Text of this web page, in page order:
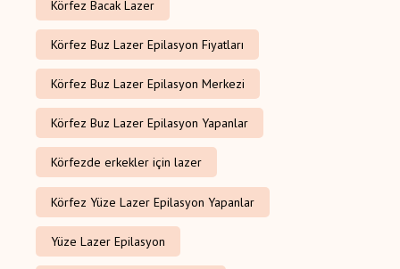
Körfez Bacak Lazer
Körfez Buz Lazer Epilasyon Fiyatları
Körfez Buz Lazer Epilasyon Merkezi
Körfez Buz Lazer Epilasyon Yapanlar
Körfezde erkekler için lazer
Körfez Yüze Lazer Epilasyon Yapanlar
Yüze Lazer Epilasyon